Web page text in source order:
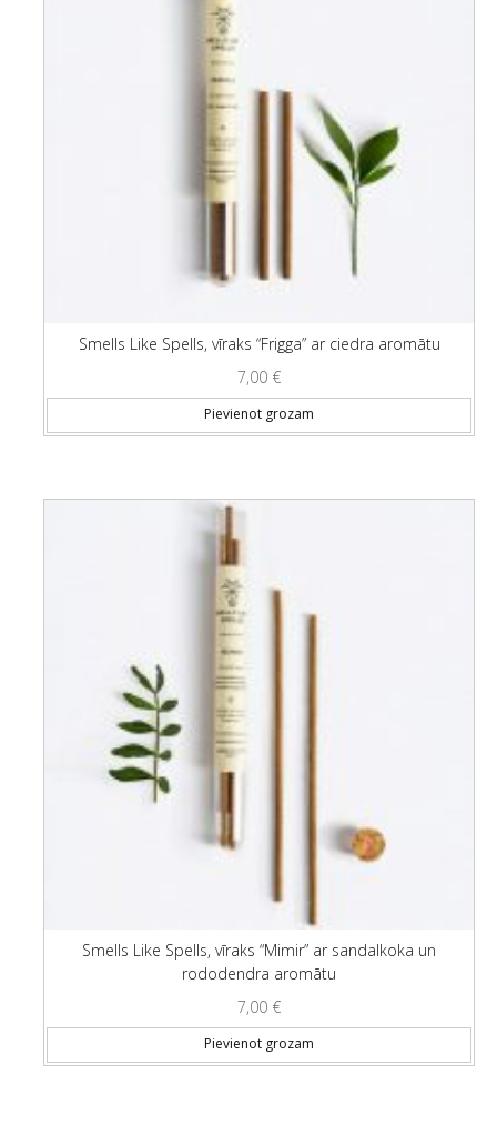
Smells Like Spells, vīraks “Frigga” ar ciedra aromātu
7,00 €
Pievienot grozam
Smells Like Spells, vīraks “Mimir” ar sandalkoka un
rododendra aromātu
7,00 €
Pievienot grozam